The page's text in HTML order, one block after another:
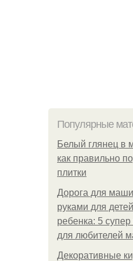
Популярные
Белый глянец в
как правильно
плитки
Дорога для
руками для
ребенка: 5
для любителей
Декоративные